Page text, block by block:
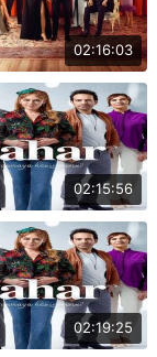
02:16:03
02:15:56
02:19:25